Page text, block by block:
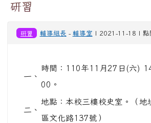
研習
研習 輔導組長 - 輔導室 | 2021-11-18 | 點
一、
時間：110年11月27日(六)
00。
二、
地點：本校三樓校史室。（地
區文化路137號）